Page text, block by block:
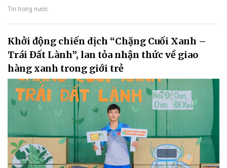
Tin trong nước
Khởi động chiến dịch “Chặng Cuối Xanh –
Trái Đất Lành”, lan tỏa nhận thức về giao
hàng xanh trong giới trẻ